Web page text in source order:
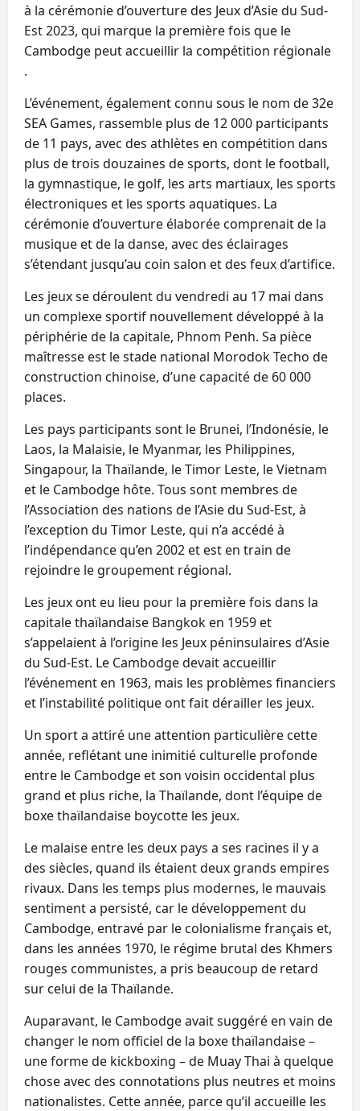
à la cérémonie d’ouverture des Jeux d’Asie du Sud-
Est 2023, qui marque la première fois que le
Cambodge peut accueillir la compétition régionale
.
L’événement, également connu sous le nom de 32e
SEA Games, rassemble plus de 12 000 participants
de 11 pays, avec des athlètes en compétition dans
plus de trois douzaines de sports, dont le football,
la gymnastique, le golf, les arts martiaux, les sports
électroniques et les sports aquatiques. La
cérémonie d’ouverture élaborée comprenait de la
musique et de la danse, avec des éclairages
s’étendant jusqu’au coin salon et des feux d’artifice.
Les jeux se déroulent du vendredi au 17 mai dans
un complexe sportif nouvellement développé à la
périphérie de la capitale, Phnom Penh. Sa pièce
maîtresse est le stade national Morodok Techo de
construction chinoise, d’une capacité de 60 000
places.
Les pays participants sont le Brunei, l’Indonésie, le
Laos, la Malaisie, le Myanmar, les Philippines,
Singapour, la Thaïlande, le Timor Leste, le Vietnam
et le Cambodge hôte. Tous sont membres de
l’Association des nations de l’Asie du Sud-Est, à
l’exception du Timor Leste, qui n’a accédé à
l’indépendance qu’en 2002 et est en train de
rejoindre le groupement régional.
Les jeux ont eu lieu pour la première fois dans la
capitale thaïlandaise Bangkok en 1959 et
s’appelaient à l’origine les Jeux péninsulaires d’Asie
du Sud-Est. Le Cambodge devait accueillir
l’événement en 1963, mais les problèmes financiers
et l’instabilité politique ont fait dérailler les jeux.
Un sport a attiré une attention particulière cette
année, reflétant une inimitié culturelle profonde
entre le Cambodge et son voisin occidental plus
grand et plus riche, la Thaïlande, dont l’équipe de
boxe thaïlandaise boycotte les jeux.
Le malaise entre les deux pays a ses racines il y a
des siècles, quand ils étaient deux grands empires
rivaux. Dans les temps plus modernes, le mauvais
sentiment a persisté, car le développement du
Cambodge, entravé par le colonialisme français et,
dans les années 1970, le régime brutal des Khmers
rouges communistes, a pris beaucoup de retard
sur celui de la Thaïlande.
Auparavant, le Cambodge avait suggéré en vain de
changer le nom officiel de la boxe thaïlandaise –
une forme de kickboxing – de Muay Thai à quelque
chose avec des connotations plus neutres et moins
nationalistes. Cette année, parce qu’il accueille les